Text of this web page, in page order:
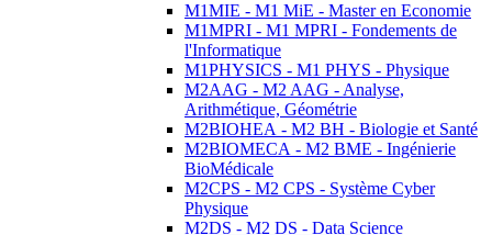
M1MIE - M1 MiE - Master en Economie
M1MPRI - M1 MPRI - Fondements de
l'Informatique
M1PHYSICS - M1 PHYS - Physique
M2AAG - M2 AAG - Analyse,
Arithmétique, Géométrie
M2BIOHEA - M2 BH - Biologie et Santé
M2BIOMECA - M2 BME - Ingénierie
BioMédicale
M2CPS - M2 CPS - Système Cyber
Physique
M2DS - M2 DS - Data Science